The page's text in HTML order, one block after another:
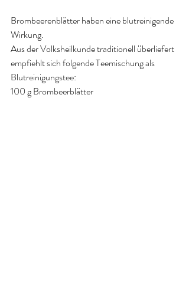
Brombeerenblätter haben eine blutreinigende
Wirkung.
Aus der Volksheilkunde traditionell überliefert
empfiehlt sich folgende Teemischung als
Blutreinigungstee:
100 g Brombeerblätter